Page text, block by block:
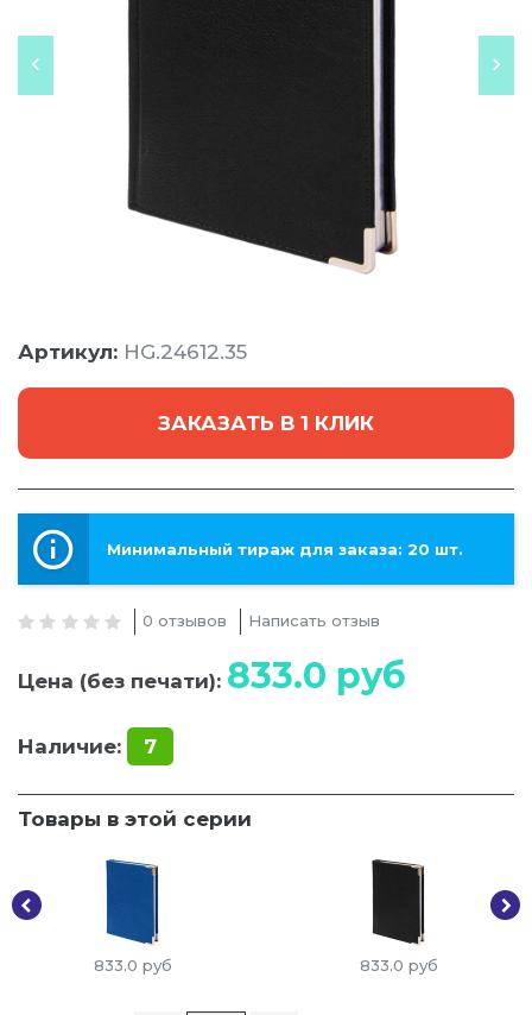
Артикул: HG.24612.35
ЗАКАЗАТЬ В 1 КЛИК
Минимальный тираж для заказа: 20 шт.
0 отзывов Написать отзыв
Цена (без печати): 833.0 руб
Наличие: 7
Товары в этой серии
833.0 руб 833.0 руб